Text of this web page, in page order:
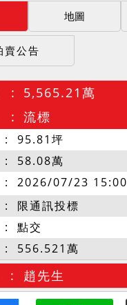
地圖
賣公告
5,565.21萬
流標
95.81坪
58.08萬
2026/07/23 15:00
限通訊投標
點交
556.521萬
趙先生